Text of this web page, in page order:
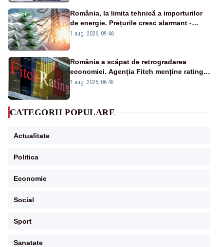
România, la limita tehnică a importurilor
de energie. Prețurile cresc alarmant -
Analiză Realitatea Plus
1 aug. 2026, 09:46
România a scăpat de retrogradarea
economiei. Agenția Fitch menține ratingul
„BBB-” cu perspectivă negativă
1 aug. 2026, 06:48
CATEGORII POPULARE
Actualitate
Politica
Economie
Social
Sport
Sanatate